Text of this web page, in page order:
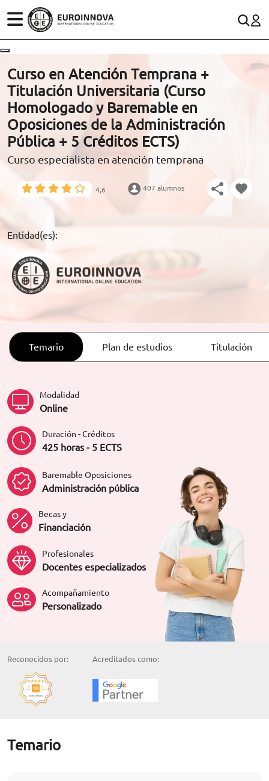
ESTUDIOS
CONOCE EUROINNOVA
BECAS Y FINANCIACIÓN
RECURSOS EDUCATIVOS
ARTÍCULOS
ORIENTACIÓN LABORAL
(+34)958 050 200(gratuito en España)
900 831 200
formacion@euroinnova.com
TRABAJA CON NOSOTROS
Curso en Atención Temprana +
Titulación Universitaria (Curso
Homologado y Baremable en
Oposiciones de la Administración
Pública + 5 Créditos ECTS)
Curso especialista en atención temprana
4,6 407 alumnos
Entidad(es):
Temario Plan de estudios Titulación
Modalidad
Online
Duración - Créditos
425 horas - 5 ECTS
Baremable Oposiciones
Administración pública
Becas y
Financiación
Profesionales
Docentes especializados
Acompañamiento
Personalizado
Reconocidos por: Acreditados como:
Temario